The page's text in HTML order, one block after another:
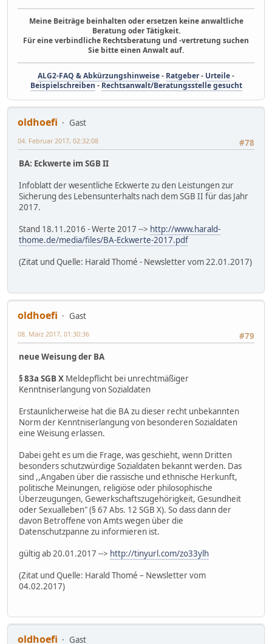
Meine Beiträge beinhalten oder ersetzen keine anwaltliche
Beratung oder Tätigkeit.
Für eine verbindliche Rechtsberatung und -vertretung suchen
Sie bitte einen Anwalt auf.
ALG2-FAQ & Abkürzungshinweise- Ratgeber- Urteile-
Beispielschreiben - Rechtsanwalt/Beratungsstelle gesucht
oldhoefi
Gast
#78
04. Februar 2017, 02:32:08
BA: Eckwerte im SGB II
Infoblatt der wesentliche Eckwerte zu den Leistungen zur
Sicherung des Lebensunterhalts nach dem SGB II für das Jahr
2017.
Stand 18.11.2016 - Werte 2017 --> http://www.harald-
thome.de/media/files/BA-Eckwerte-2017.pdf
(Zitat und Quelle: Harald Thomé - Newsletter vom 22.01.2017)
oldhoefi
Gast
#79
08. März 2017, 01:30:36
neue Weisung der BA
§ 83a SGB X Meldepflicht bei unrechtmäßiger
Kenntniserlangung von Sozialdaten
Erstaunlicherweise hat die BA zu dieser recht unbekannten
Norm der Kenntniserlangung von besonderen Sozialdaten
eine Weisung erlassen.
Dabei geht es um die Frage, was geschieht, wenn Dritten
besonders schutzwürdige Sozialdaten bekannt werden. Das
sind ,,Angaben über die rassische und ethnische Herkunft,
politische Meinungen, religiöse oder philosophische
Überzeugungen, Gewerkschaftszugehörigkeit, Gesundheit
oder Sexualleben" (§ 67 Abs. 12 SGB X). So dass dann der
davon Betroffene von Amts wegen über die
Datenschutzpanne zu informieren ist.
gültig ab 20.01.2017 --> http://tinyurl.com/zo33ylh
(Zitat und Quelle: Harald Thomé – Newsletter vom
04.02.2017)
oldhoefi Gast